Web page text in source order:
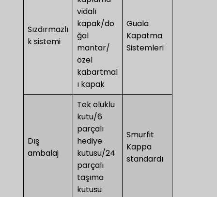
Sızdırmazlı
k sistemi
vidalı
kapak/do
ğal
mantar/
özel
kabartmal
ı kapak
Guala
Kapatma
Sistemleri
Dış
ambalaj
Tek oluklu
kutu/6
parçalı
hediye
kutusu/24
parçalı
taşıma
kutusu
Smurfit
Kappa
standardı